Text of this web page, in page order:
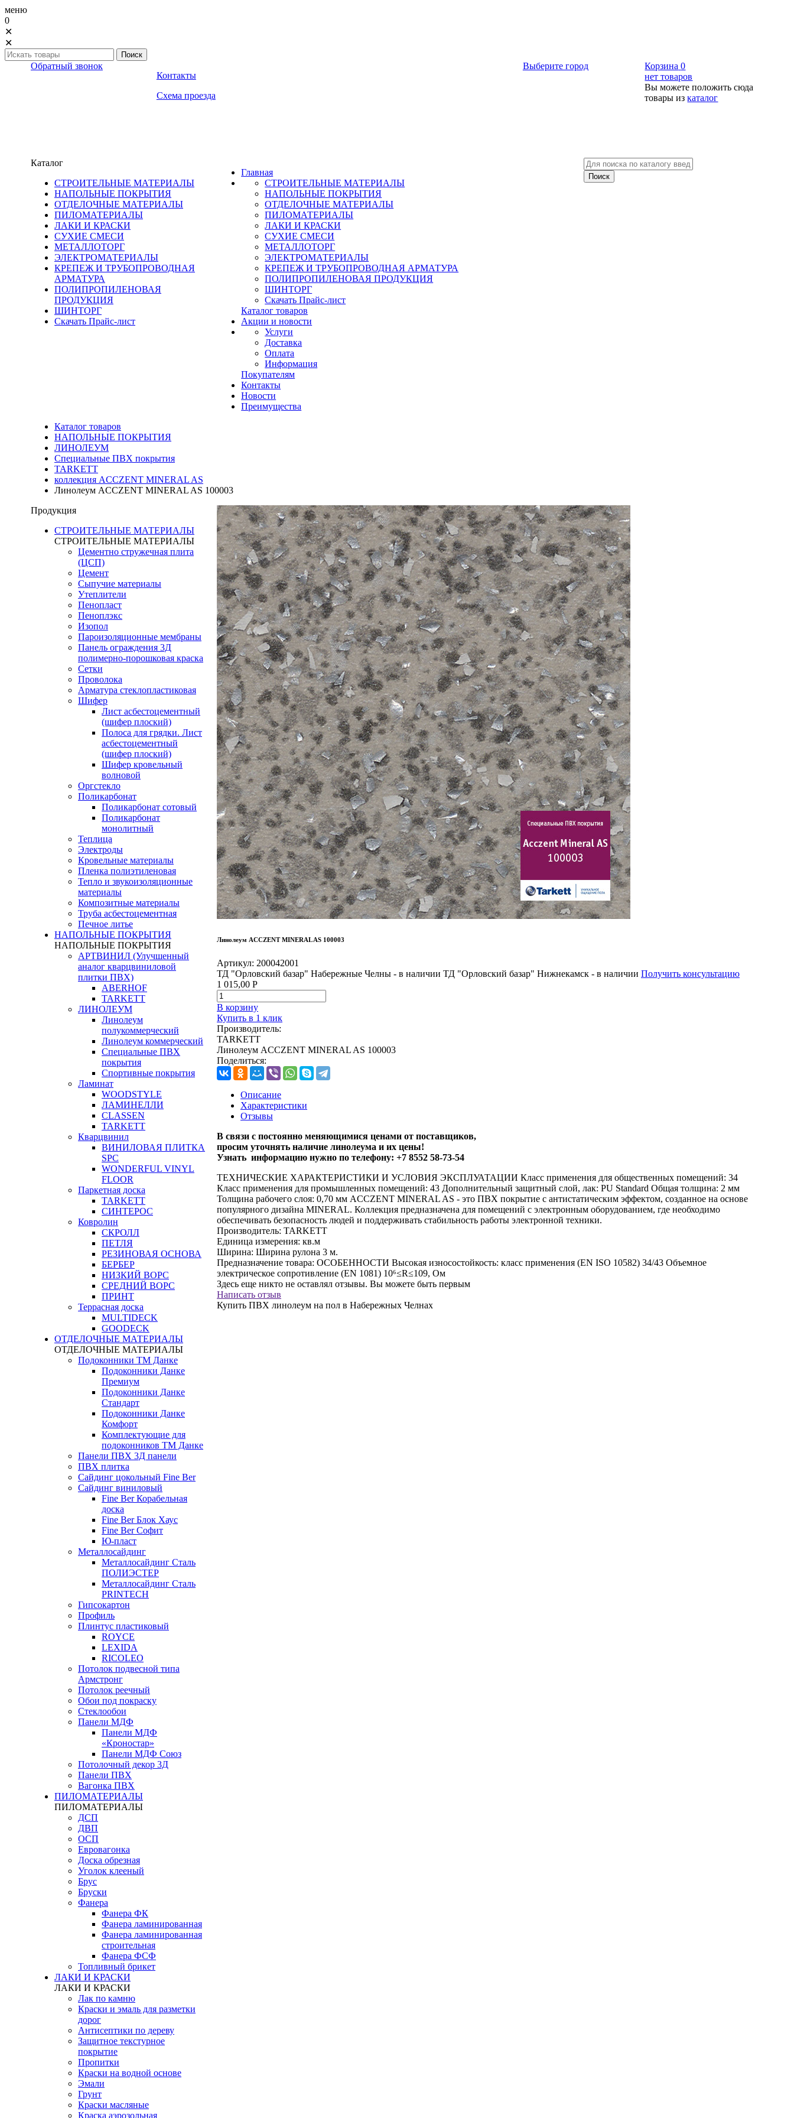
меню
0
✕
✕
Обратный звонок
Контакты
Схема проезда
Выберите город Корзина 0
нет товаров
Вы можете положить сюда
товары изкаталог
Каталог
СТРОИТЕЛЬНЫЕ МАТЕРИАЛЫ
НАПОЛЬНЫЕ ПОКРЫТИЯ
ОТДЕЛОЧНЫЕ МАТЕРИАЛЫ
ПИЛОМАТЕРИАЛЫ
ЛАКИ И КРАСКИ
СУХИЕ СМЕСИ
МЕТАЛЛОТОРГ
ЭЛЕКТРОМАТЕРИАЛЫ
КРЕПЕЖ И ТРУБОПРОВОДНАЯ
АРМАТУРА
ПОЛИПРОПИЛЕНОВАЯ
ПРОДУКЦИЯ
ШИНТОРГ
Скачать Прайс-лист
Главная
СТРОИТЕЛЬНЫЕ МАТЕРИАЛЫ
НАПОЛЬНЫЕ ПОКРЫТИЯ
ОТДЕЛОЧНЫЕ МАТЕРИАЛЫ
ПИЛОМАТЕРИАЛЫ
ЛАКИ И КРАСКИ
СУХИЕ СМЕСИ
МЕТАЛЛОТОРГ
ЭЛЕКТРОМАТЕРИАЛЫ
КРЕПЕЖ И ТРУБОПРОВОДНАЯ АРМАТУРА
ПОЛИПРОПИЛЕНОВАЯ ПРОДУКЦИЯ
ШИНТОРГ
Скачать Прайс-лист
Каталог товаров
Акции и новости
Услуги
Доставка
Оплата
Информация
Покупателям
Контакты
Новости
Преимущества
Каталог товаров
НАПОЛЬНЫЕ ПОКРЫТИЯ
ЛИНОЛЕУМ
Специальные ПВХ покрытия
TARKETT
коллекция ACCZENT MINERAL AS
Линолеум ACCZENT MINERAL AS 100003
Продукция
СТРОИТЕЛЬНЫЕ МАТЕРИАЛЫ
СТРОИТЕЛЬНЫЕ МАТЕРИАЛЫ
Цементно стружечная плита
(ЦСП)
Цемент
Сыпучие материалы
Утеплители
Пенопласт
Пеноплэкс
Изопол
Пароизоляционные мембраны
Панель ограждения 3Д
полимерно-порошковая краска
Сетки
Проволока
Арматура стеклопластиковая
Шифер
Лист асбестоцементный
(шифер плоский)
Полоса для грядки. Лист
асбестоцементный
(шифер плоский)
Шифер кровельный
волновой
Оргстекло
Поликарбонат
Поликарбонат сотовый
Поликарбонат
монолитный
Теплица
Электроды
Кровельные материалы
Пленка полиэтиленовая
Тепло и звукоизоляционные
материалы
Композитные материалы
Труба асбестоцементная
Печное литье
НАПОЛЬНЫЕ ПОКРЫТИЯ
НАПОЛЬНЫЕ ПОКРЫТИЯ
АРТВИНИЛ (Улучшенный
аналог кварцвиниловой
плитки ПВХ)
ABERHOF
TARKETT
ЛИНОЛЕУМ
Линолеум
полукоммерческий
Линолеум коммерческий
Специальные ПВХ
покрытия
Спортивные покрытия
Ламинат
WOODSTYLE
ЛАМИНЕЛЛИ
CLASSEN
TARKETT
Кварцвинил
ВИНИЛОВАЯ ПЛИТКА
SPC
WONDERFUL VINYL
FLOOR
Паркетная доска
TARKETT
СИНТЕРОС
Ковролин
СКРОЛЛ
ПЕТЛЯ
РЕЗИНОВАЯ ОСНОВА
БЕРБЕР
НИЗКИЙ ВОРС
СРЕДНИЙ ВОРС
ПРИНТ
Террасная доска
MULTIDECK
GOODECK
ОТДЕЛОЧНЫЕ МАТЕРИАЛЫ
ОТДЕЛОЧНЫЕ МАТЕРИАЛЫ
Подоконники ТМ Данке
Подоконники Данке
Премиум
Подоконники Данке
Стандарт
Подоконники Данке
Комфорт
Комплектующие для
подоконников ТМ Данке
Панели ПВХ 3Д панели
ПВХ плитка
Сайдинг цокольный Fine Ber
Сайдинг виниловый
Fine Ber Корабельная
доска
Fine Ber Блок Хаус
Fine Ber Софит
Ю-пласт
Металлосайдинг
Металлосайдинг Сталь
ПОЛИЭСТЕР
Металлосайдинг Сталь
PRINTECH
Гипсокартон
Профиль
Плинтус пластиковый
ROYCE
LEXIDA
RICOLEO
Потолок подвесной типа
Армстронг
Потолок реечный
Обои под покраску
Стеклообои
Панели МДФ
Панели МДФ
«Кроностар»
Панели МДФ Союз
Потолочный декор 3Д
Панели ПВХ
Вагонка ПВХ
ПИЛОМАТЕРИАЛЫ
ПИЛОМАТЕРИАЛЫ
ДСП
ДВП
ОСП
Евровагонка
Доска обрезная
Уголок клееный
Брус
Бруски
Фанера
Фанера ФК
Фанера ламинированная
Фанера ламинированная
строительная
Фанера ФСФ
Топливный брикет
ЛАКИ И КРАСКИ
ЛАКИ И КРАСКИ
Лак по камню
Краски и эмаль для разметки
дорог
Антисептики по дереву
Защитное текстурное
покрытие
Пропитки
Краски на водной основе
Эмали
Грунт
Краски масляные
Краска аэрозольная
Линолеум ACCZENT MINERAL AS 100003
Артикул: 200042001
ТД "Орловский базар" Набережные Челны - в наличии ТД "Орловский базар" Нижнекамск - в наличии Получить консультацию
1 015,00 Р
В корзину
Купить в 1 клик
Производитель:
TARKETT
Линолеум ACCZENT MINERAL AS 100003
Поделиться:
Описание
Характеристики
Отзывы
В связи с постоянно меняющимися ценами от поставщиков,
просим уточнять наличие линолеума и их цены!
Узнать информацию нужно по телефону: +7 8552 58-73-54
ТЕХНИЧЕСКИЕ ХАРАКТЕРИСТИКИ И УСЛОВИЯ ЭКСПЛУАТАЦИИ Класс применения для общественных помещений: 34
Класс применения для промышленных помещений: 43 Дополнительный защитный слой, лак: PU Standard Общая толщина: 2 мм
Толщина рабочего слоя: 0,70 мм ACCZENT MINERAL AS - это ПВХ покрытие с антистатическим эффектом, созданное на основе
популярного дизайна MINERAL. Коллекция предназначена для помещений с электронным оборудованием, где необходимо
обеспечивать безопасность людей и поддерживать стабильность работы электронной техники.
Производитель: TARKETT
Единица измерения: кв.м
Ширина: Ширина рулона 3 м.
Предназначение товара: ОСОБЕННОСТИ Высокая износостойкость: класс применения (EN ISO 10582) 34/43 Объемное
электрическое сопротивление (EN 1081) 10⁶≤R≤109, Ом
Здесь еще никто не оставлял отзывы. Вы можете быть первым
Написать отзыв
Купить ПВХ линолеум на пол в Набережных Челнах